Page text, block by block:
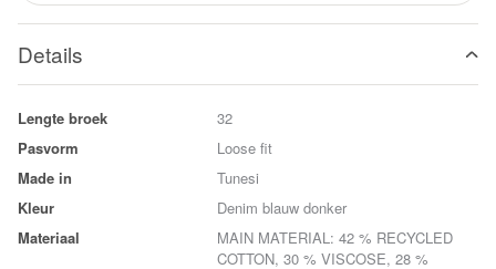
Details
Lengte broek
32
Pasvorm
Loose fit
Made in
Tunesi
Kleur
Denim blauw donker
Materiaal
MAIN MATERIAL: 42 % RECYCLED
COTTON, 30 % VISCOSE, 28 %